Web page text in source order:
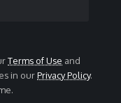
Terms of Use and
in ourPrivacy Policy.